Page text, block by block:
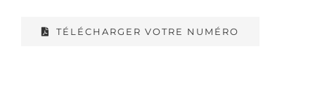
TÉLÉCHARGER VOTRE NUMÉRO